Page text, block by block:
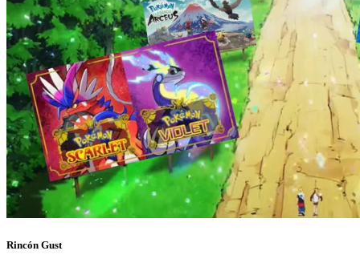
Rincón Gust